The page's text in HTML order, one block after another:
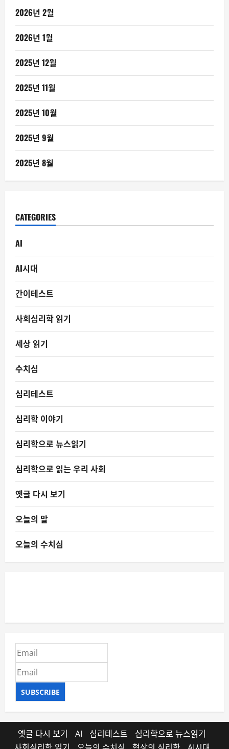
2026년 2월
2026년 1월
2025년 12월
2025년 11월
2025년 10월
2025년 9월
2025년 8월
CATEGORIES
AI
AI시대
간이테스트
사회심리학 읽기
세상 읽기
수치심
심리테스트
심리학 이야기
심리학으로 뉴스읽기
심리학으로 읽는 우리 사회
옛글 다시 보기
오늘의 말
오늘의 수치심
SUBSCRIBE
옛글 다시 보기 AI 심리테스트
심리학으로 뉴스읽기